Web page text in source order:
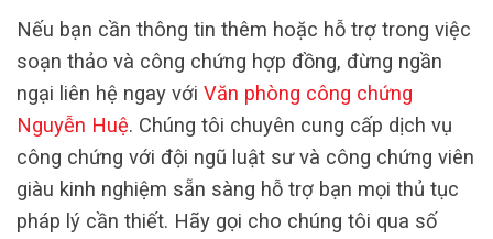
Nếu bạn cần thông tin thêm hoặc hỗ trợ trong việc
soạn thảo và công chứng hợp đồng, đừng ngần
ngại liên hệ ngay với Văn phòng công chứng
Nguyễn Huệ. Chúng tôi chuyên cung cấp dịch vụ
công chứng với đội ngũ luật sư và công chứng viên
giàu kinh nghiệm sẵn sàng hỗ trợ bạn mọi thủ tục
pháp lý cần thiết. Hãy gọi cho chúng tôi qua số